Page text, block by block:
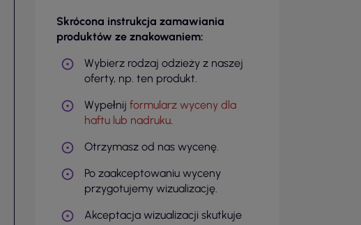
Skrócona instrukcja zamawiania
produktów ze znakowaniem:
Wybierz rodzaj odzieży z naszej
oferty, np. ten produkt.
Wypełnij formularz wyceny dla
haftu lub nadruku.
Otrzymasz od nas wycenę.
Po zaakceptowaniu wyceny
przygotujemy wizualizację.
Akceptacja wizualizacji skutkuje